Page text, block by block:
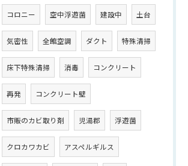
コロニー 空中浮遊菌 建設中 土台
気密性 全館空調 ダクト 特殊清掃
床下特殊清掃 消毒 コンクリート
再発 コンクリート壁
市販のカビ取り剤 児湯郡 浮遊菌
クロカワカビ アスペルギルス